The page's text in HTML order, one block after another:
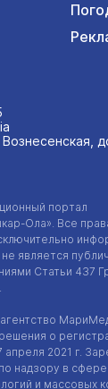
портал
Ола». Все
не является
Статьи 437
о
апреля 2021 г.
надзору в сфере
и массовых